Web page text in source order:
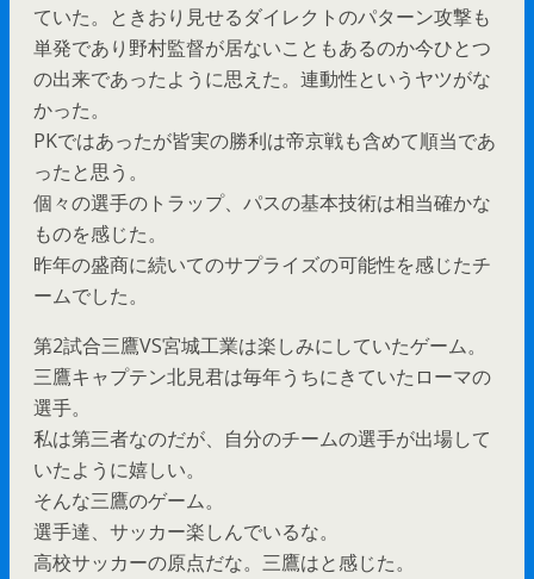
ていた。ときおり見せるダイレクトのパターン攻撃も
単発であり野村監督が居ないこともあるのか今ひとつ
の出来であったように思えた。連動性というヤツがな
かった。
PKではあったが皆実の勝利は帝京戦も含めて順当であ
ったと思う。
個々の選手のトラップ、パスの基本技術は相当確かな
ものを感じた。
昨年の盛商に続いてのサプライズの可能性を感じたチ
ームでした。
第2試合三鷹VS宮城工業は楽しみにしていたゲーム。
三鷹キャプテン北見君は毎年うちにきていたローマの
選手。
私は第三者なのだが、自分のチームの選手が出場して
いたように嬉しい。
そんな三鷹のゲーム。
選手達、サッカー楽しんでいるな。
高校サッカーの原点だな。三鷹はと感じた。